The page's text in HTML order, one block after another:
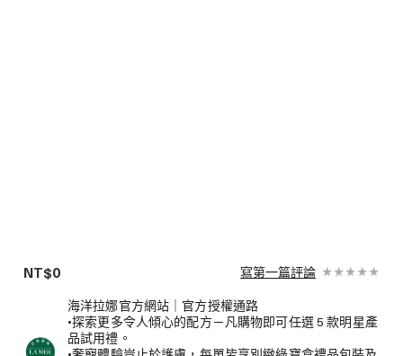
NT$0
寫第一篇評論
海洋拉娜官方網站｜官方授權通路
•探索更多令人傾心的配方－凡購物即可任選 5 款明星產
品試用禮。